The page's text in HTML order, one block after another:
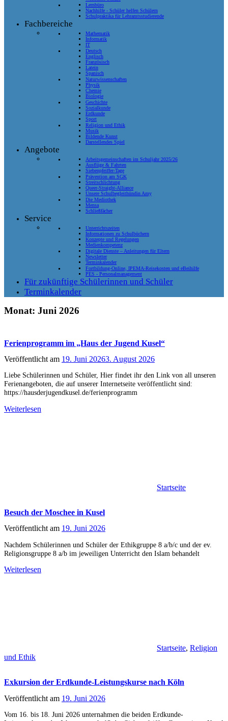
Lernbüro
Nachhilfe - Schüler helfen Schülern
Schulpraktika für Lehramtsstudierende
Fachbereiche
Mathematik
Informatik
IT
Deutsch
Englisch
Französisch
Latein
Spanisch
Naturwissenschaften
Physik
Chemie
Biologie
Geschichte
Sozialkunde
Erdkunde
Sport
Religion und Ethik
Musik
Bildende Kunst
Darstellendes Spiel
Angebote
Arbeitsgemeinschaften im Schuljahr 2025/26
Ausflüge & Fahrten
Siebenpfeiffer-Tage
Prävention am SGK
Streitschlichtung
Queer-Straight-Alliance
Unsere Schulbegleithündin Amy
Die Mediothek
Mensa
Schließfächer
Service
Unterrichtszeiten
Informationen zu Schulbüchern
Konzepte und Regelungen
Medienkompetenz
Digitale Dienste – Anleitungen für Eltern
Newsletter
Terminkalender
Fortbildung-Online, IPEMA-Reisekosten und eBeihilfe
PES - Personalmanagement
Für zukünftige Schülerinnen und Schüler
Terminkalender
Monat: Juni 2026
Ferienprogramm im „Haus der Jugend Kusel“
Veröffentlicht am 19. Juni 20263. August 2026
Liebe Schülerinnen und Schüler, Hier findet ihr den Link von all unseren
Ferienangeboten, die auf unserer Internetseite veröffentlicht sind:
https://hausderjugendkusel.de/ferienprogramm
Weiterlesen
Startseite
Besuch der Moschee in Kusel
Veröffentlicht am 19. Juni 2026
Nachdem Schülerinnen und Schüler der Ethikgruppe 8 a/b/c und der ev.
Religionsgruppe 8 a/b im jeweiligen Unterricht den Islam behandelt
Weiterlesen
Startseite, Religion
und Ethik
Exkursion der Erdkunde-Leistungskurse nach Köln
Veröffentlicht am 19. Juni 2026
Vom 16. bis 18. Juni 2026 unternahmen die beiden Erdkunde-